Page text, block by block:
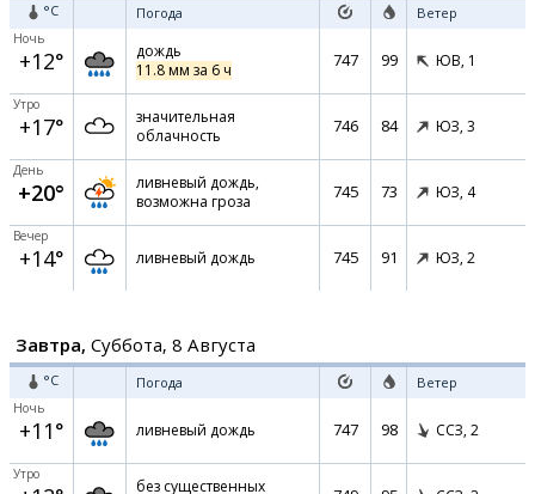
°C Погода Ветер
Ночь
+12°
дождь
11.8 мм за 6 ч
747 99 ЮВ, 1
Утро
+17°
значительная
облачность
746 84 ЮЗ, 3
День
+20°
ливневый дождь,
возможна гроза
745 73 ЮЗ, 4
Вечер
+14° ливневый дождь 745 91 ЮЗ, 2
Завтра, Суббота, 8 Августа
°C Погода Ветер
Ночь
+11° ливневый дождь 747 98 ССЗ, 2
Утро
без существенных